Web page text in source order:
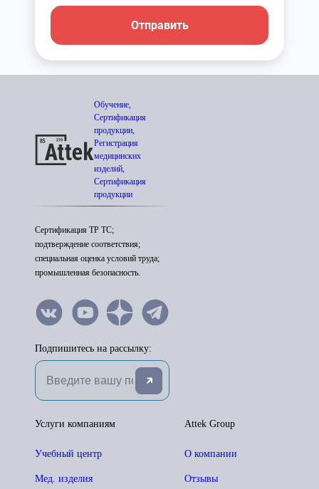
Отправить
Обучение,
Сертификация
продукции,
Регистрация
медицинских
изделий,
Сертификация
продукции
Сертификация ТР ТС;
подтверждение соответствия;
специальная оценка условий труда;
промышленная безопасность.
Подпишитесь на рассылку:
Attek Group
О компании
Отзывы
Услуги компаниям
Учебный центр
Мед. изделия